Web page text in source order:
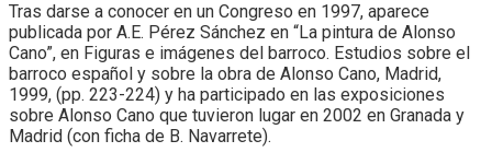
Tras darse a conocer en un Congreso en 1997, aparece
publicada por A.E. Pérez Sánchez en “La pintura de Alonso
Cano”, en Figuras e imágenes del barroco. Estudios sobre el
barroco español y sobre la obra de Alonso Cano, Madrid,
1999, (pp. 223-224) y ha participado en las exposiciones
sobre Alonso Cano que tuvieron lugar en 2002 en Granada y
Madrid (con ficha de B. Navarrete).